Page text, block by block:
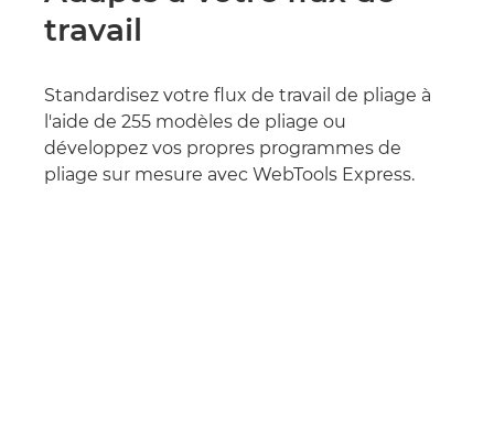
travail
Standardisez votre flux de travail de pliage à
l'aide de 255 modèles de pliage ou
développez vos propres programmes de
pliage sur mesure avec WebTools Express.